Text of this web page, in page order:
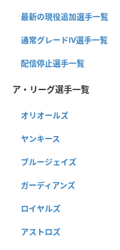
最新の現役追加選手一覧
通常グレードⅣ選手一覧
配信停止選手一覧
ア・リーグ選手一覧
オリオールズ
ヤンキース
ブルージェイズ
ガーディアンズ
ロイヤルズ
アストロズ